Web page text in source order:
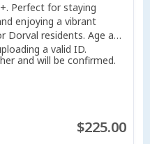
Perfect for staying
enjoying a vibrant
Dorval residents. Age and
a valid ID.
and will be confirmed.
$225.00